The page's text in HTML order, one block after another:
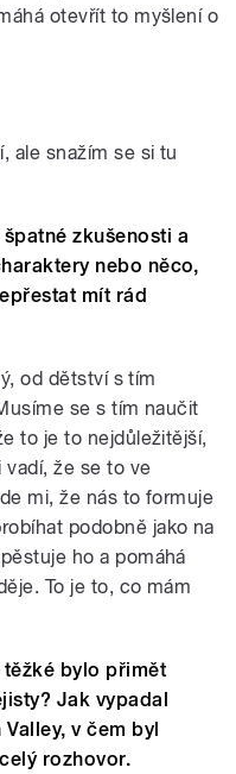
otevřít to myšlení o
ale snažím se si tu
zkušenosti a
nebo něco,
mít rád
od dětství s tím
se s tím naučit
to je to nejdůležitější,
že se to ve
mi, že nás to formuje
podobně jako na
ho a pomáhá
To je to, co mám
bylo přimět
Jak vypadal
v čem byl
rozhovor.